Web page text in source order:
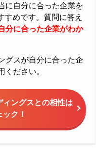
に自分に合った企業を
すめです。質問に答え
分に合った企業がわか
グスが自分に合った企
ださい。
ィングスとの相性は
ク！